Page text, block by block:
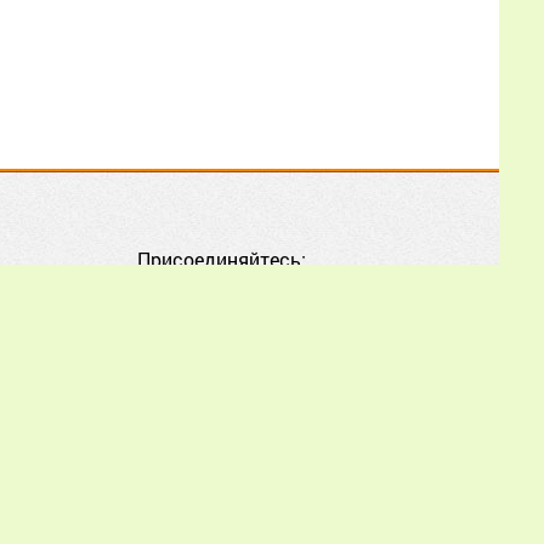
Присоединяйтесь: